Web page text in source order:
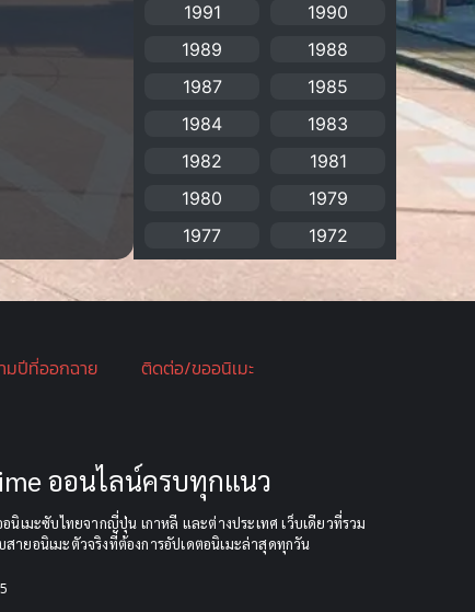
Big tits (นมใหญ่)(19)
Biography (1)
Bitch (ผู้หญิงร่าน)(1)
Blood
boys love
CG Animation
Childhood(1)
1991
1990
1989
1988
1987
1985
1984
1983
1982
1981
1980
1979
1977
1972
มปีที่ออกฉาย ติดต่อ/ขออนิเมะ
ออนไลน์ครบทุกแนว
เมะซับไทยจากญี่ปุ่น เกาหลี และต่างประเทศ เว็บเดียวที่รวม
ายอนิเมะตัวจริงที่ต้องการอัปเดตอนิเมะล่าสุดทุกวัน